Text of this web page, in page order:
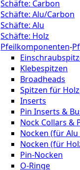
Schäfte: Carbon
Schäfte: Alu/Carbon
Schäfte: Alu
Schäfte: Holz
Pfeilkomponenten-
Klebespitzen
Broadheads
Spitzen für
Inserts
Pin Inserts &
Nock Collars &
Nocken (für
Nocken (für
Pin-Nocken
O-Ringe